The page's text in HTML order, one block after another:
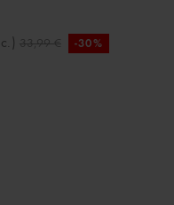
33,99 € -30%